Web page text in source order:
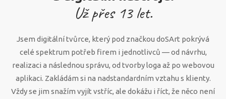
Už přes 13let.
Jsem digitální tvůrce, který pod značkou doSArt pokrývá
celé spektrum potřeb firem i jednotlivců — od návrhu,
realizaci a následnou správu, od tvorby loga až po webovou
aplikaci. Zakládám si na nadstandardním vztahu s klienty.
Vždy se jim snažím vyjít vstříc, ale dokážu i říct, že něco není